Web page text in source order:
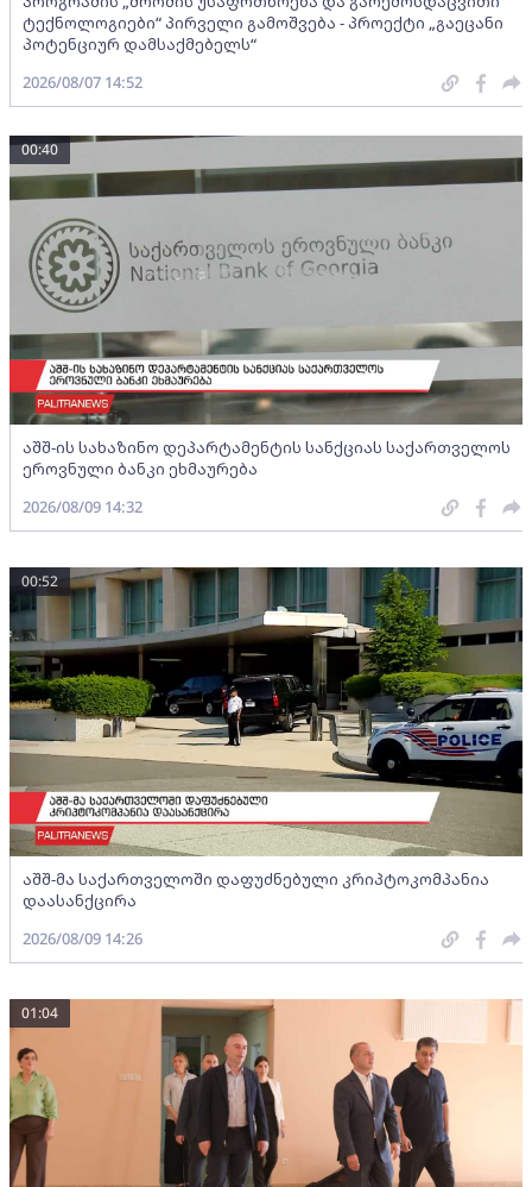
ტექნოლოგიები“ პირველი გამოშვება - პროექტი „გაეცანი
პოტენციურ დამსაქმებელს“
2026/08/07 14:52
აშშ-ის სახაზინო დეპარტამენტის სანქციას საქართველოს
ეროვნული ბანკი ეხმაურება
00:40
2026/08/09 14:32
აშშ-მა საქართველოში დაფუძნებული კრიპტოკომპანია
დაასანქცირა
00:52
2026/08/09 14:26
01:04